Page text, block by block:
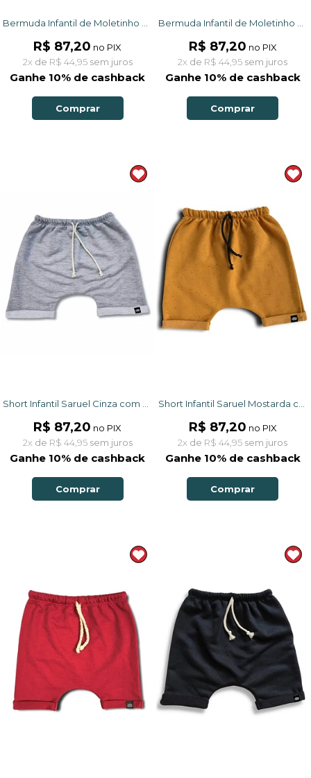
R$ 87,20 no PIX
2x de R$ 44,95sem juros
Ganhe 10% de cashback
Comprar
R$ 87,20 no PIX
2x de R$ 44,95 sem juros
Ganhe 10% de cashback
Comprar
R$ 87,20 no PIX
2x de R$ 44,95sem juros
Ganhe 10% de cashback
Comprar
R$ 87,20 no PIX
2x de R$ 44,95 sem juros
Ganhe 10% de cashback
Comprar